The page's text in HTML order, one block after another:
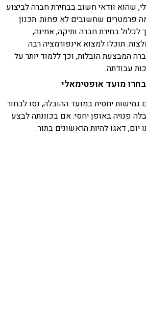
שהוא וודאי חשוב בבחירת חברה לביצוע
פרמטרים שחשובים לא פחות. תכנון
בחירת חברה ותיקה, אמינה,
תוכלו למצוא אינפורמציה רבה
המבצעת הובלות, וכך ללמוד יותר על
עבודתה.
בחרו מועד אופטימאלי
יחסית במועד ההובלה, נסו לבחור
פנויה באופן יחסי. אם בכוונתה לבצע
יום, דאגו להיות הראשונים בתור.